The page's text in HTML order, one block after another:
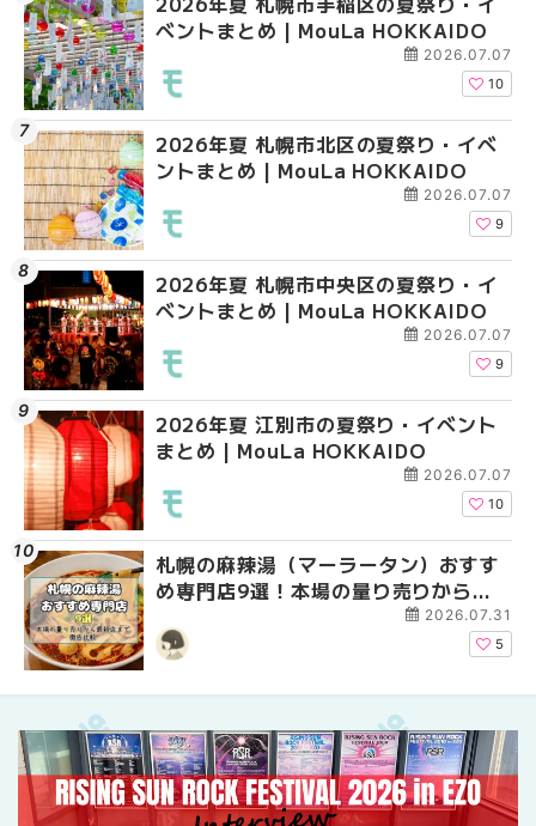
ベントまとめ | MouLa HOKKAIDO
2026.07.07
10
2026年夏 札幌市北区の夏祭り・イベ
ントまとめ | MouLa HOKKAIDO
2026.07.07
9
2026年夏 札幌市中央区の夏祭り・イ
ベントまとめ | MouLa HOKKAIDO
2026.07.07
9
2026年夏 江別市の夏祭り・イベント
まとめ | MouLa HOKKAIDO
2026.07.07
10
札幌の麻辣湯（マーラータン）おすす
め専門店9選！本場の量り売りから最
新店まで徹底比較 | MouLa
HOKKAIDO
2026.07.31
5
ベントまとめ |
2026年夏 札幌市豊平
ベントまとめ |
2026年夏 札幌市南区
ントまとめ | MouLa
2026年夏 札幌市中央
ベントまとめ |
2026年夏 恵庭市・千
イベントまとめ |
ベントまとめ |
札幌の麻辣湯（マーラ
め専門店6選！本場の
新店まで徹底比較 |
2026年夏 札幌市豊平
ベントまとめ |
【新千歳空港】新カー
業。「SUPER
ーパーラウンジアネッ
介！！ | MouLa
2026年夏 札幌市南区
ントまとめ | MouLa